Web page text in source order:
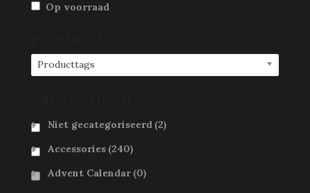
Op voorraad
Producttags
Niet gecategoriseerd (2)
Accessories (240)
Advent Calendar (0)